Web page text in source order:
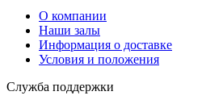
O компании
Наши залы
Информация о доставке
Условия и положения
Служба поддержки